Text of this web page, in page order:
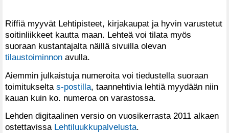
Riffiä myyvät Lehtipisteet, kirjakaupat ja hyvin varustetut
soitinliikkeet kautta maan. Lehteä voi tilata myös
suoraan kustantajalta näillä sivuilla olevan
tilaustoiminnon avulla.
Aiemmin julkaistuja numeroita voi tiedustella suoraan
toimitukselta s-postilla, taannehtivia lehtiä myydään niin
kauan kuin ko. numeroa on varastossa.
Lehden digitaalinen versio on vuosikerrasta 2011 alkaen
ostettavissa Lehtiluukkupalvelusta.